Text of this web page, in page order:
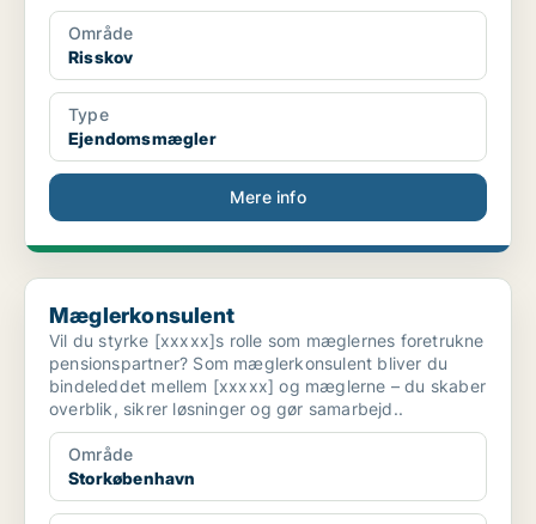
Område
Risskov
Type
Ejendomsmægler
Mere info
Mæglerkonsulent
Mæglerkonsulent
Vil du styrke [xxxxx]s rolle som mæglernes foretrukne
pensionspartner? Som mæglerkonsulent bliver du
bindeleddet mellem [xxxxx] og mæglerne – du skaber
overblik, sikrer løsninger og gør samarbejd..
Område
Storkøbenhavn